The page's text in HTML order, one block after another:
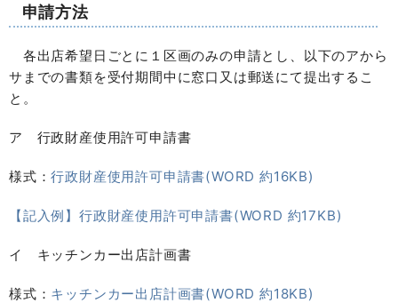
申請方法
各出店希望日ごとに１区画のみの申請とし、以下のアから
サまでの書類を受付期間中に窓口又は郵送にて提出するこ
と。
ア 行政財産使用許可申請書
様式：行政財産使用許可申請書(WORD 約16KB)
【記入例】行政財産使用許可申請書(WORD 約17KB)
イ キッチンカー出店計画書
様式： キッチンカー出店計画書(WORD 約18KB)